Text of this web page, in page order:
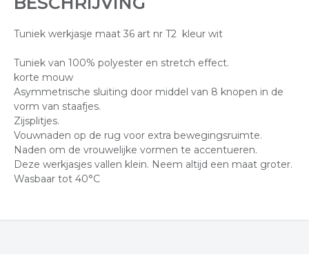
Tuniek werkjasje maat 36 art nr T2 kleur wit
Tuniek van 100% polyester en stretch effect.
korte mouw
Asymmetrische sluiting door middel van 8 knopen in de
vorm van staafjes.
Zijsplitjes.
Vouwnaden op de rug voor extra bewegingsruimte.
Naden om de vrouwelijke vormen te accentueren.
Deze werkjasjes vallen klein. Neem altijd een maat groter.
Wasbaar tot 40°C